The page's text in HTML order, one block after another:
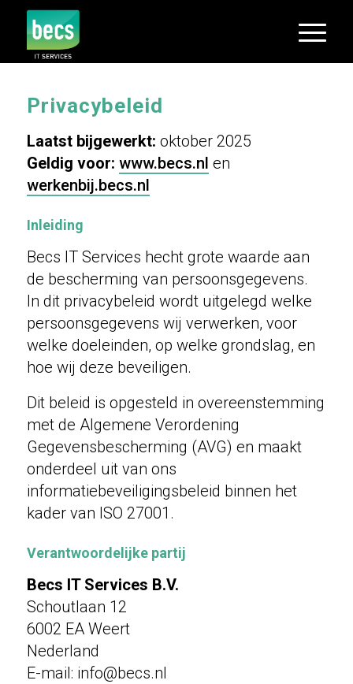
Privacybeleid
Laatst bijgewerkt: oktober 2025
Geldig voor: www.becs.nl en
werkenbij.becs.nl
Inleiding
Becs IT Services hecht grote waarde aan
de bescherming van persoonsgegevens.
In dit privacybeleid wordt uitgelegd welke
persoonsgegevens wij verwerken, voor
welke doeleinden, op welke grondslag, en
hoe wij deze beveiligen.
Dit beleid is opgesteld in overeenstemming
met de Algemene Verordening
Gegevensbescherming (AVG) en maakt
onderdeel uit van ons
informatiebeveiligingsbeleid binnen het
kader van ISO 27001.
Verantwoordelijke partij
Becs IT Services B.V.
Schoutlaan 12
6002 EA Weert
Nederland
E-mail: info@becs.nl